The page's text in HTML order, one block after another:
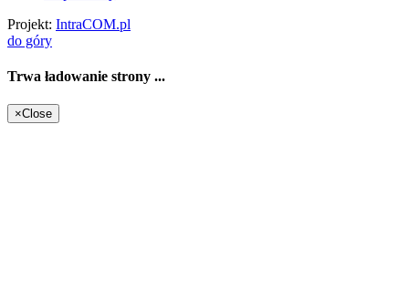
Projekt: IntraCOM.pl
do góry
Trwa ładowanie strony ...
×Close